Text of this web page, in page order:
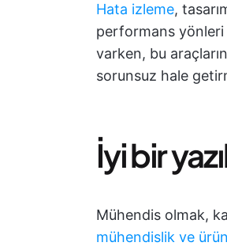
Hata izleme,
performans yönleri
varken, bu
sorunsuz hale
İyi bir
Mühendis olmak,
mühendislik ve